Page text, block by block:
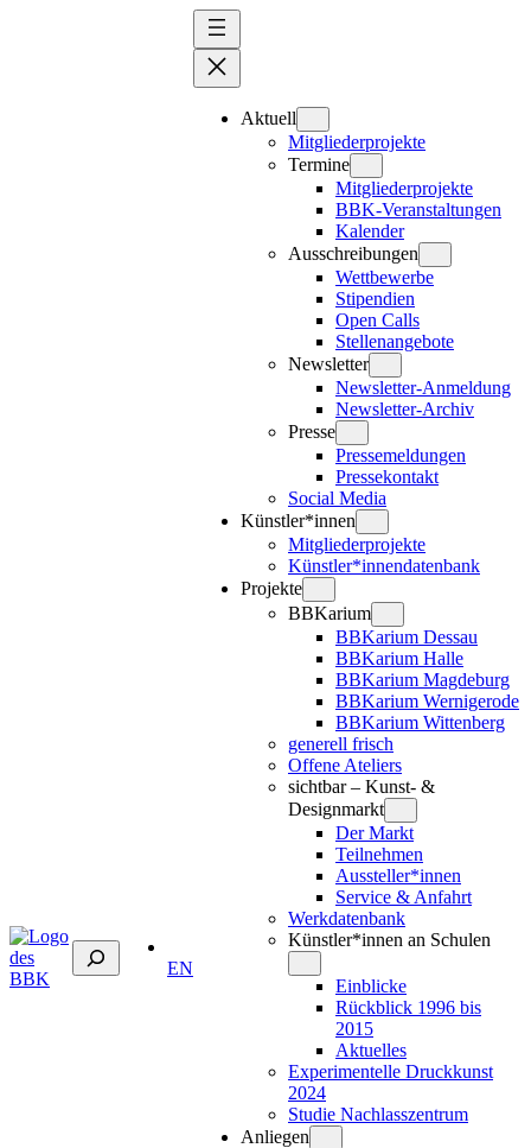
Suchen
EN
Aktuell
Mitgliederprojekte
Termine
Mitgliederprojekte
BBK-Veranstaltungen
Kalender
Ausschreibungen
Wettbewerbe
Stipendien
Open Calls
Stellenangebote
Newsletter
Newsletter-Anmeldung
Newsletter-Archiv
Presse
Pressemeldungen
Pressekontakt
Social Media
Künstler*innen
Mitgliederprojekte
Künstler*innendatenbank
Projekte
BBKarium
BBKarium Dessau
BBKarium Halle
BBKarium Magdeburg
BBKarium Wernigerode
BBKarium Wittenberg
generell frisch
Offene Ateliers
sichtbar – Kunst- &
Designmarkt
Der Markt
Teilnehmen
Aussteller*innen
Service & Anfahrt
Werkdatenbank
Künstler*innen an Schulen
Einblicke
Rückblick 1996 bis
2015
Aktuelles
Experimentelle Druckkunst
2024
Studie Nachlasszentrum
Anliegen